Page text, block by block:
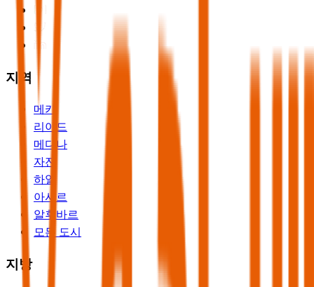
지역
메카
리야드
메디나
자잔
하일
아시르
알후바르
모든 도시
지방